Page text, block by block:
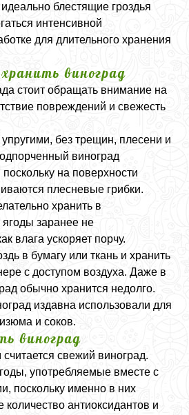
блестящие гроздья
интенсивной
для длительного хранения
виноград
стоит обращать внимание на
повреждений и свежесть
без трещин, плесени и
виноград
на поверхности
плесневые грибки.
хранить в
заранее не
влага ускоряет порчу.
в бумагу или ткань и хранить
с доступом воздуха. Даже в
обычно хранится недолго.
издавна использовали для
и соков.
виноград
свежий виноград.
употребляемые вместе с
поскольку именно в них
антиоксидантов и